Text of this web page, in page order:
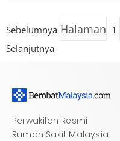
Sebelumnya Halaman 1
Selanjutnya
Perwakilan Resmi
Rumah Sakit Malaysia